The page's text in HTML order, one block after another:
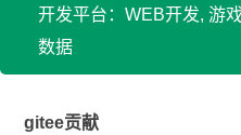
开发平台：WEB开发, 游
数据
gitee贡献